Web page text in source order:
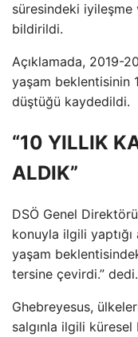
süresindeki
bildirildi.
Açıklamada, 2019-
yaşam beklentisinin
düştüğü kaydedildi.
“10 YILLIK
ALDIK”
DSÖ Genel
konuyla ilgili yaptığı
yaşam
tersine çevirdi.” dedi.
Ghebreyesus,
salgınla ilgili küresel